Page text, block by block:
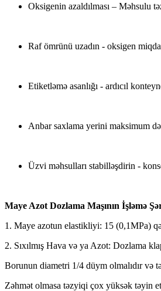
Oksigenin azaldılması – Məhsulu
Raf ömrünü uzadın - oksigen
Etiketləmə asanlığı - ardıcıl
Anbar saxlama yerini maksimum
Üzvi məhsulları stabilləşdirin -
Maye Azot Dozlama Maşının İşləmə
1. Maye azotun elastikliyi: 15 (0,1MPa)
2. Sıxılmış Hava və ya Azot: Dozlama
Borunun diametri 1/4 düym olmalıdır və
Zəhmət olmasa təzyiqi çox yüksək təyin